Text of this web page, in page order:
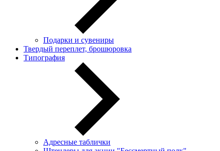
Подарки и сувениры
Твердый переплет, брошюровка
Типография
Адресные таблички